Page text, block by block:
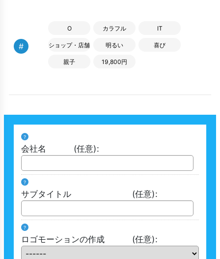
#
O カラフル IT
ショップ・店舗 明るい 喜び
親子 19,800円
?
会社名 (任意):
?
サブタイトル (任意):
?
ロゴモーションの作成 (任意):